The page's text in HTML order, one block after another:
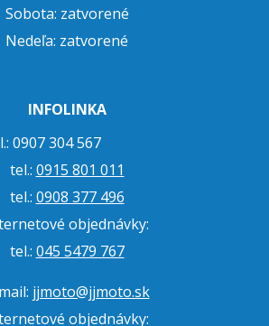
Sobota: zatvorené
Nedeľa: zatvorené
INFOLINKA
0907 304 567
tel.: 0915 801 011
tel.: 0908 377 496
objednávky:
tel.: 045 5479 767
jjmoto@jjmoto.sk
objednávky: